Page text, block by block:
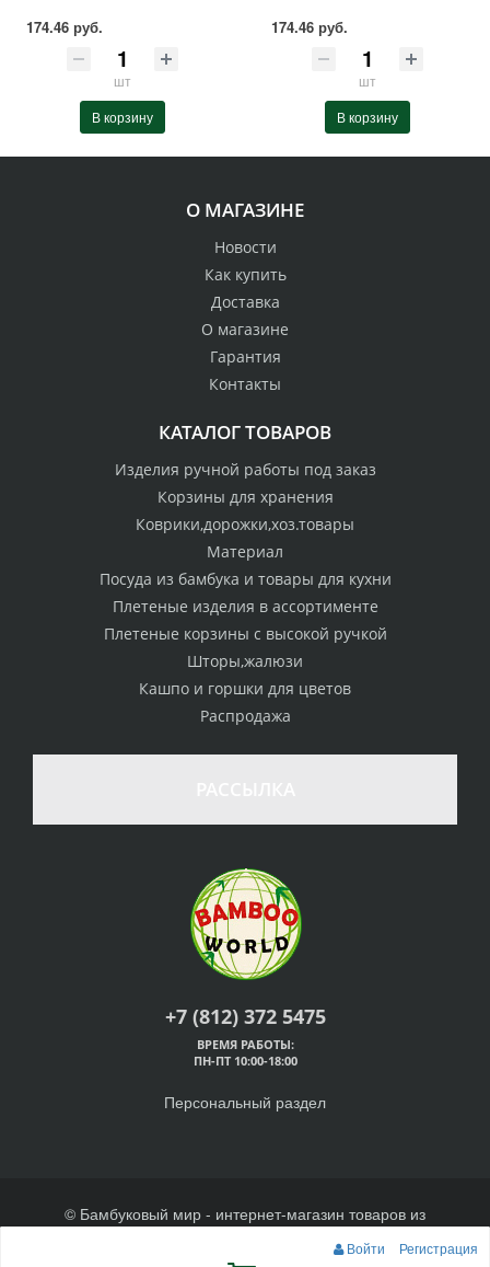
174.46 руб.
шт
В корзину
174.46 руб.
шт
В корзину
О МАГАЗИНЕ
Новости
Как купить
Доставка
О магазине
Гарантия
Контакты
КАТАЛОГ ТОВАРОВ
Изделия ручной работы под заказ
Корзины для хранения
Коврики,дорожки,хоз.товары
Материал
Посуда из бамбука и товары для кухни
Плетеные изделия в ассортименте
Плетеные корзины с высокой ручкой
Шторы,жалюзи
Кашпо и горшки для цветов
Распродажа
+7 (812) 372 5475
ВРЕМЯ РАБОТЫ:
ПН-ПТ 10:00-18:00
Персональный раздел
© Бамбуковый мир - интернет-магазин товаров из
Наверх
Войти
Регистрация